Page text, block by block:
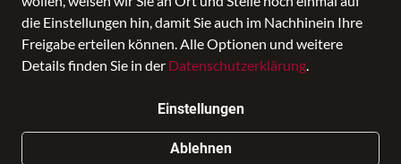
die Einstellungen hin, damit Sie auch im Nachhinein Ihre
Freigabe erteilen können. Alle Optionen und weitere
Details finden Sie in der Datenschutzerklärung.
Einstellungen
Ablehnen
'ELLA' Businesstasche
Nur noch weniger als 3 Artikel im Geschäft vorhanden.